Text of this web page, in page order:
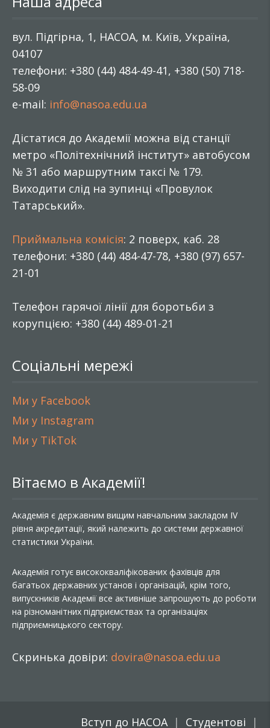
вул. Підгірна, 1, НАСОА, м. Київ, Україна,
04107
телефони: +380 (44) 484-49-41, +380 (50) 718-
58-09
e-mail: info@nasoa.edu.ua
Дістатися до Академії можна від станції
метро «Політехнічний інститут» автобусом
№ 31 або маршрутним таксі № 179.
Виходити слід на зупинці «Провулок
Татарський».
Приймальна комісія: 2 поверх, каб. 28
телефони: +380 (44) 484-47-78, +380 (97) 657-
21-01
Телефон гарячої лінії для боротьби з
корупцією: +380 (44) 489-01-21
Соціальні мережі
Ми у Facebook
Ми у Instagram
Ми у TikTok
Вітаємо в Академії!
Академія є державним вищим навчальним закладом IV
рівня акредитації, який належить до системи державної
статистики України.
Академія готує висококваліфікованих фахівців для
багатьох державних установ і організацій, крім того,
випускників Академії все активніше запрошують до роботи
на різноманітних підприємствах та організаціях
підприємницького сектору.
Скринька довіри: dovira@nasoa.edu.ua
Вступ до НАСОА Студентові